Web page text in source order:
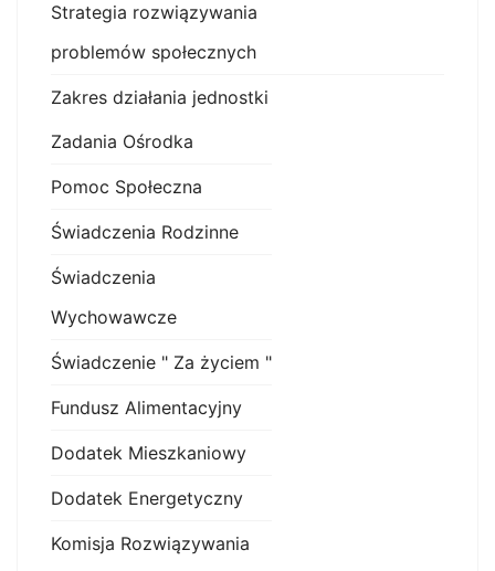
Strategia rozwiązywania
problemów społecznych
Zakres działania jednostki
Zadania Ośrodka
Pomoc Społeczna
Świadczenia Rodzinne
Świadczenia
Wychowawcze
Świadczenie " Za życiem "
Fundusz Alimentacyjny
Dodatek Mieszkaniowy
Dodatek Energetyczny
Komisja Rozwiązywania